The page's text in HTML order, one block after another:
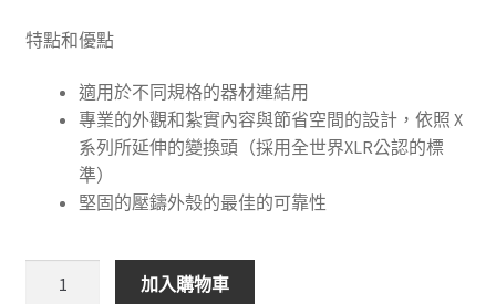
特點和優點
適用於不同規格的器材連結用
專業的外觀和紮實內容與節省空間的設計，依照 X
系列所延伸的變換頭（採用全世界XLR公認的標
準）
堅固的壓鑄外殼的最佳的可靠性
加入購物車